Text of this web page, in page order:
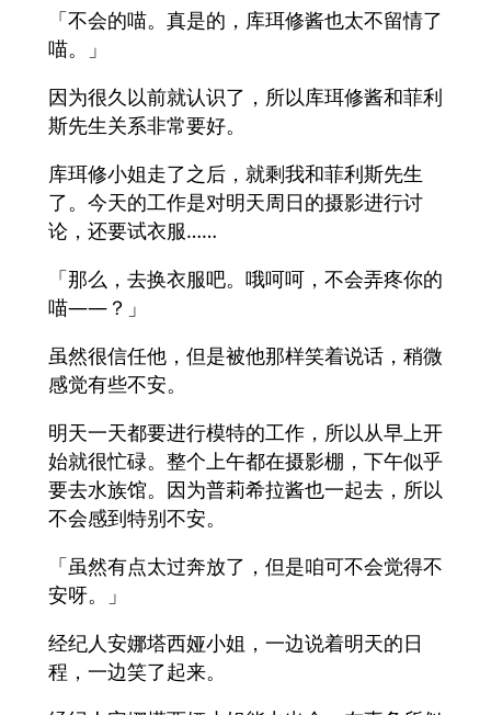
「不会的喵。真是的，库珥修酱也太不留情了
喵。」
因为很久以前就认识了，所以库珥修酱和菲利
斯先生关系非常要好。
库珥修小姐走了之后，就剩我和菲利斯先生
了。今天的工作是对明天周日的摄影进行讨
论，还要试衣服……
「那么，去换衣服吧。哦呵呵，不会弄疼你的
喵——？」
虽然很信任他，但是被他那样笑着说话，稍微
感觉有些不安。
明天一天都要进行模特的工作，所以从早上开
始就很忙碌。整个上午都在摄影棚，下午似乎
要去水族馆。因为普莉希拉酱也一起去，所以
不会感到特别不安。
「虽然有点太过奔放了，但是咱可不会觉得不
安呀。」
经纪人安娜塔西娅小姐，一边说着明天的日
程，一边笑了起来。